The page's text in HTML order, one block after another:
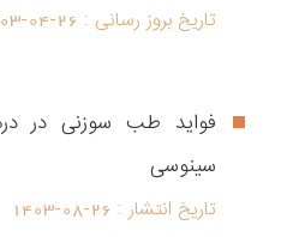
تاریخ بروز رسانی : 04-26
فواید طب سوزنی در
سینوسی
تاریخ انتشار : 1403-08-26